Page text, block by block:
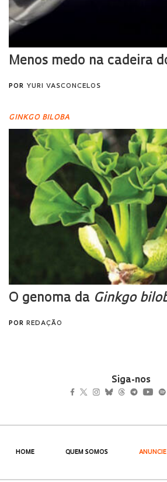
Siga-nos
HOME QUEM SOMOS ANUNCIE